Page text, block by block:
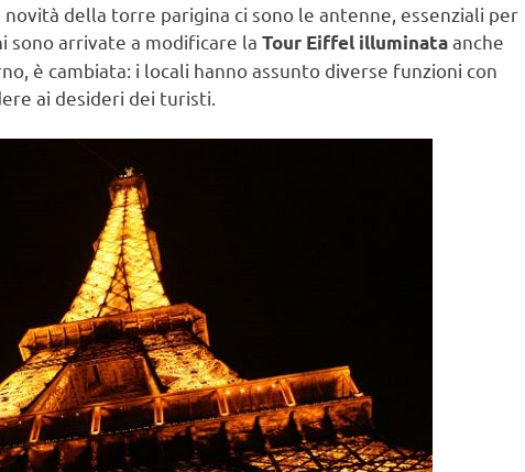
della torre parigina ci sono le antenne, essenziali per
sono arrivate a modificare la Tour Eiffel illuminataanche
è cambiata: i locali hanno assunto diverse funzioni con
ai desideri dei turisti.